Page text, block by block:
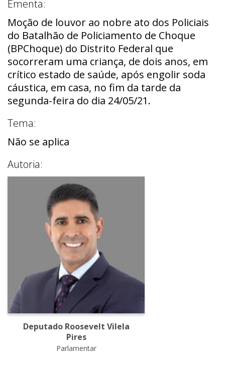
Ementa:
Moção de louvor ao nobre ato dos Policiais
do Batalhão de Policiamento de Choque
(BPChoque) do Distrito Federal que
socorreram uma criança, de dois anos, em
crítico estado de saúde, após engolir soda
cáustica, em casa, no fim da tarde da
segunda-feira do dia 24/05/21.
Tema:
Não se aplica
Autoria:
Deputado Roosevelt Vilela
Pires
Parlamentar